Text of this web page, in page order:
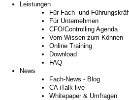
Leistungen
Für Fach- und
Für Unternehmen
CFO/Controlling Agenda
Vom Wissen zum Können
Online Training
Download
FAQ
News
Fach-News - Blog
CA iTalk live
Whitepaper & Umfragen